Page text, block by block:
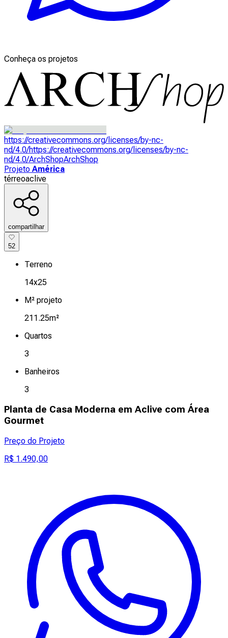
Conheça os projetos
https://creativecommons.org/licenses/by-nc-
nd/4.0/https://creativecommons.org/licenses/by-nc-
nd/4.0/ArchShopArchShop
Projeto América
térreoaclive
compartilhar
52
Terreno
14x25
M² projeto
211.25m²
Quartos
3
Banheiros
3
Planta de Casa Moderna em Aclive com Área
Gourmet
Preço do Projeto
R$ 1.490,00